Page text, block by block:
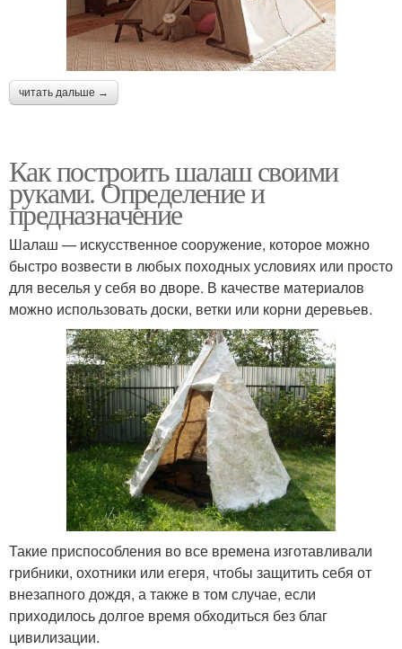
читать дальше →
Как построить шалаш своими
руками. Определение и
предназначение
Шалаш — искусственное сооружение, которое можно
быстро возвести в любых походных условиях или просто
для веселья у себя во дворе. В качестве материалов
можно использовать доски, ветки или корни деревьев.
Такие приспособления во все времена изготавливали
грибники, охотники или егеря, чтобы защитить себя от
внезапного дождя, а также в том случае, если
приходилось долгое время обходиться без благ
цивилизации.